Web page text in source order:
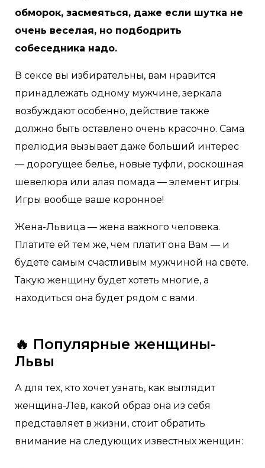
обморок, засмеяться, даже если шутка не
очень веселая, но подбодрить
собеседника надо.
В сексе вы избирательны, вам нравится
принадлежать одному мужчине, зеркала
возбуждают особенно, действие также
должно быть оставлено очень красочно. Сама
прелюдия вызывает даже больший интерес
— дорогущее белье, новые туфли, роскошная
шевелюра или алая помада — элемент игры.
Игры вообще ваше коронное!
Жена-Львица — жена важного человека.
Платите ей тем же, чем платит она Вам — и
будете самым счастливым мужчиной на свете.
Такую женщину будет хотеть многие, а
находиться она будет рядом с вами.
🔥 Популярные женщины-
Львы
А для тех, кто хочет узнать, как выглядит
женщина-Лев, какой образ она из себя
представляет в жизни, стоит обратить
внимание на следующих известных женщин: